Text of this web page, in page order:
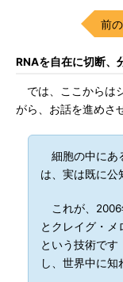
前
RNAを自在に切断、
では、ここからは
がら、お話を進めさ
細胞の中にあ
は、実は既に公
これが、2006
とクレイグ・メ
という技術で
し、世界中に知